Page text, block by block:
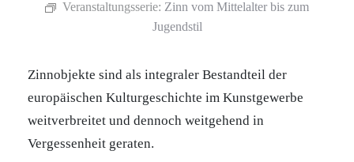
Veranstaltungsserie: Zinn vom Mittelalter bis zum
Jugendstil
Zinnobjekte sind als integraler Bestandteil der
europäischen Kulturgeschichte im Kunstgewerbe
weitverbreitet und dennoch weitgehend in
Vergessenheit geraten.